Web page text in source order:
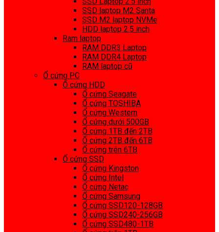
SSD laptop M2 Santa
SSD M2 laptop NVMe
HDD laptop 2.5 inch
Ram laptop
RAM DDR3 Laptop
RAM DDR4 Laptop
RAM laptop cũ
Ổ cứng PC
Ổ cứng HDD
Ổ cứng Seagate
Ổ cứng TOSHIBA
Ổ cứng Western
Ổ cứng dưới 500GB
Ổ cứng 1TB đến 2TB
Ổ cứng 2TB đến 6TB
Ổ cứng trên 6TB
Ổ cứng SSD
Ổ cứng Kingston
Ổ cứng Intel
Ổ cứng Netac
Ổ cứng Samsung
Ổ cứng SSD120-128GB
Ổ cứng SSD240-256GB
Ổ cứng SSD480-1TB